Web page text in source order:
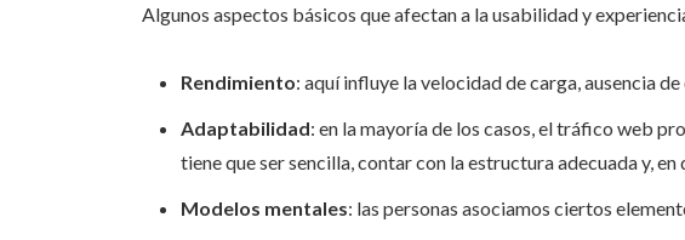
Algunos aspectos básicos que afectan a la usabilidad y
Rendimiento: aquí influye la velocidad de carga, ausencia
Adaptabilidad: en la mayoría de los casos, el tráfico web
tiene que ser sencilla, contar con la estructura adecuada y,
Modelos mentales: las personas asociamos ciertos